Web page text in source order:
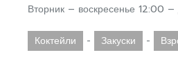
Вторник – воскресенье 12:00 –
Коктейли - Закуски -